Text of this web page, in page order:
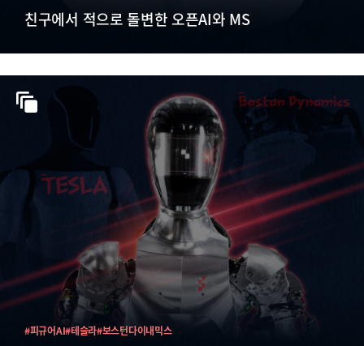
친구에서 적으로 돌변한 오픈AI와 MS
#피규어AI#테슬라#보스턴다이내믹스